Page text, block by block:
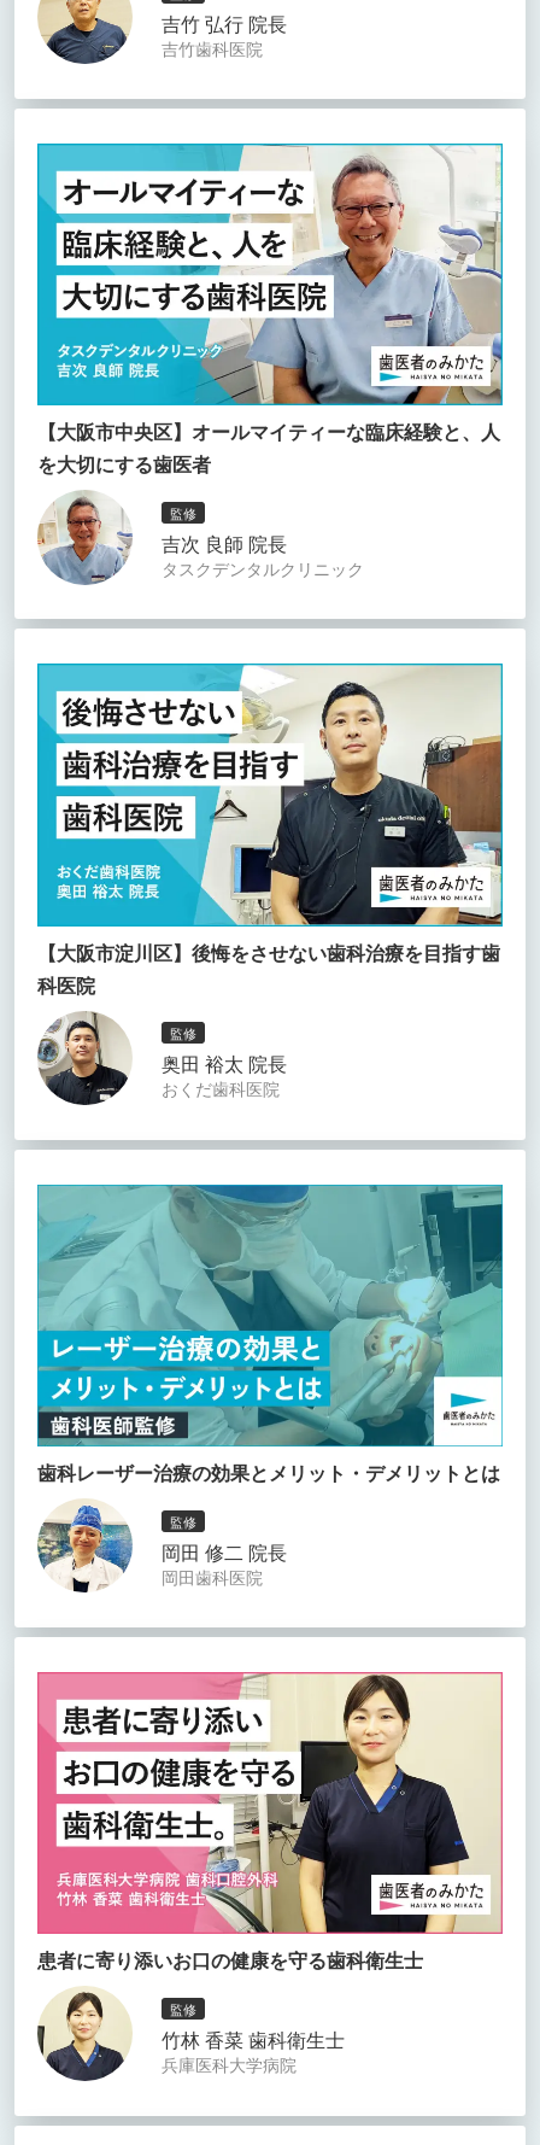
吉竹 弘行 院長
吉竹歯科医院
【大阪市中央区】オールマイティーな臨床経験と、人
を大切にする歯医者
監修
吉次 良師 院長
タスクデンタルクリニック
【大阪市淀川区】後悔をさせない歯科治療を目指す歯
科医院
監修
奥田 裕太 院長
おくだ歯科医院
歯科レーザー治療の効果とメリット・デメリットとは
監修
岡田 修二 院長
岡田歯科医院
患者に寄り添いお口の健康を守る歯科衛生士
監修
竹林 香菜 歯科衛生士
兵庫医科大学病院